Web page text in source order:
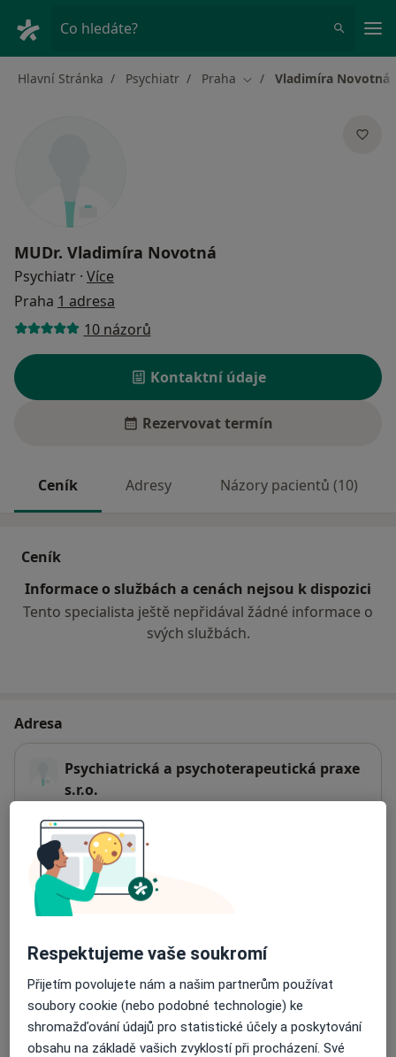
Co hledáte?
Hlavní Stránka Psychiatr Praha Změna města
Vladimíra Novotná
MUDr. Vladimíra Novotná
Psychiatr · Více
Praha 1 adresa
10 názorů
Kontaktní údaje
Rezervovat termín
Ceník Adresy Názory pacientů (10)
Ceník
Informace o službách a cenách nejsou k dispozici
Tento specialista ještě nepřidával žádné informace o
svých službách.
Adresa
Psychiatrická a psychoterapeutická praxe
s.r.o.
Dostupnost
Na této adrese online kalendář není aktivní
Co mám v takové situaci udělat?
Způsoby platby (soukromé návštěvy)
Na teto adrese lékař přijímá pacienty na pojišťovnu
Detaily
Respektujeme vaše soukromí
Přijetím povolujete nám a našim partnerům používat
soubory cookie (nebo podobné technologie) ke
shromažďování údajů pro statistické účely a poskytování
obsahu na základě vašich zvyklostí při procházení. Své